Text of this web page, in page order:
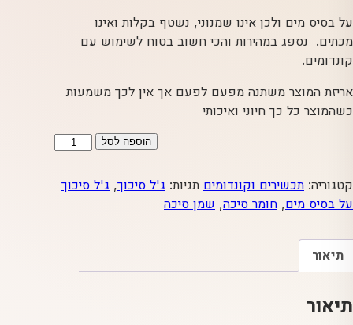
על בסיס מים ולכן אינו שמנוני, נשטף בקלות ואינו
מכתים. נספג במהירות והכי חשוב בטוח לשימוש עם
קונדומים.
אריזת המוצר משתנה מפעם לפעם אך אין לכך משמעות
כשהמוצר כל כך חיוני ואיכותי
כמות
ג'ל
150
הוספה לסל
קטגוריה: תכשירים וקונדומים תגיות: ג'ל סיכוך, ג'ל סיכוך
על בסיס מים, חומר סיכה, שמן סיכה
תיאור
תיאור